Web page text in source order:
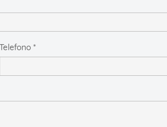
Telefono *